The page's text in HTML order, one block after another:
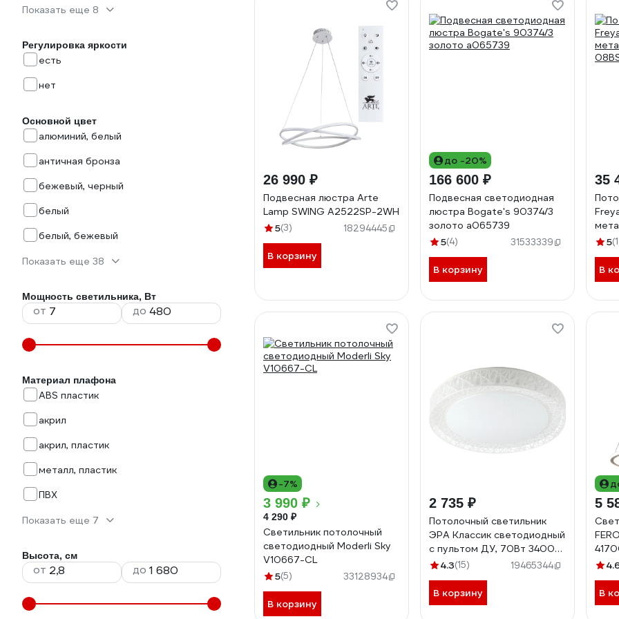
Показать еще 8
Регулировка яркости
есть
нет
Основной цвет
алюминий, белый
античная бронза
бежевый, черный
белый
белый, бежевый
Показать еще 38
Мощность светильника, Вт
от до
Материал плафона
ABS пластик
акрил
акрил, пластик
металл, пластик
ПВХ
Показать еще 7
Высота, см
от до
26 990 ₽
Подвесная люстра Arte
Lamp SWING A2522SP-2WH
5(3) 18294445
В корзину
до -20%
166 600 ₽
Подвесная светодиодная
люстра Bogate's 90374/3
золото a065739
5(4) 31533339
В корзину
35
5
В
-7%
3 990 ₽
4 290 ₽
Светильник потолочный
светодиодный Moderli Sky
V10667-CL
5(5) 33128934
В корзину
2 735 ₽
Потолочный светильник
ЭРА Классик светодиодный
с пультом ДУ, 70Вт 3400-
5500К Б0051097
4.3(15) 19465344
В корзину
5
В